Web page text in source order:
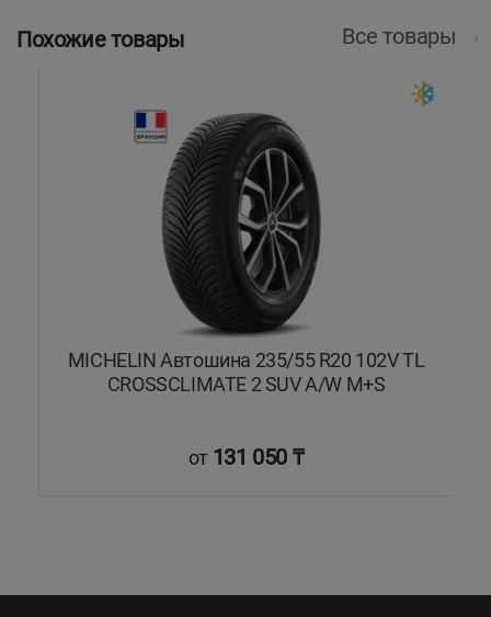
Похожие товары Все товары
MICHELIN Автошина 235/55 R20 102V TL
CROSSCLIMATE 2 SUV A/W M+S
от 131 050 ₸